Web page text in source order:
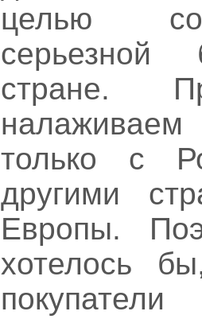
целью
стране.
только с
другими
Европы.
хотелось